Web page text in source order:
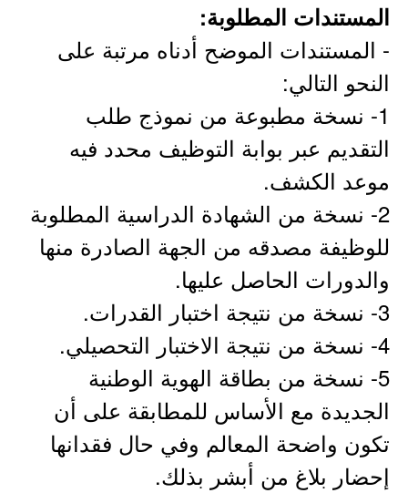
المستندات المطلوبة:
- المستندات الموضح أدناه مرتبة على
النحو التالي:
1- نسخة مطبوعة من نموذج طلب
التقديم عبر بوابة التوظيف محدد فيه
موعد الكشف.
2- نسخة من الشهادة الدراسية المطلوبة
للوظيفة مصدقه من الجهة الصادرة منها
والدورات الحاصل عليها.
3- نسخة من نتيجة اختبار القدرات.
4- نسخة من نتيجة الاختبار التحصيلي.
5- نسخة من بطاقة الهوية الوطنية
الجديدة مع الأساس للمطابقة على أن
تكون واضحة المعالم وفي حال فقدانها
إحضار بلاغ من أبشر بذلك.